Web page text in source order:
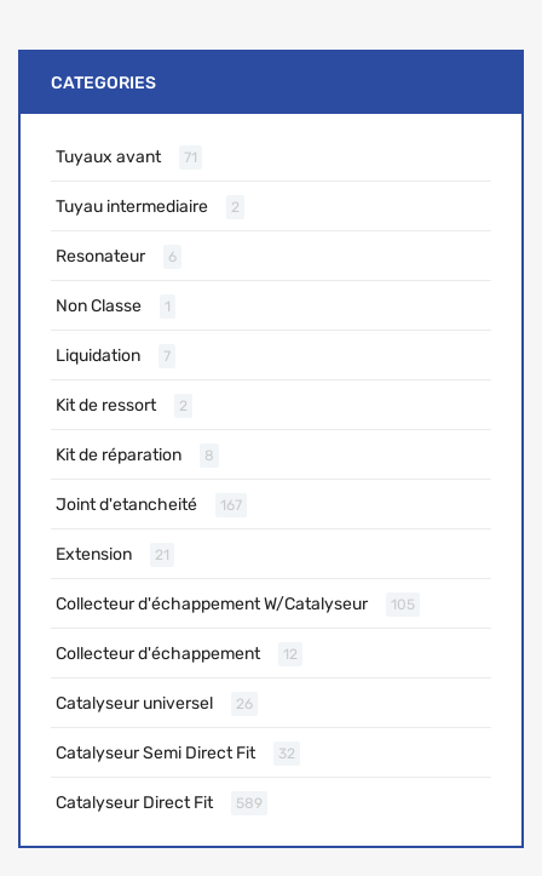
CATEGORIES
Tuyaux avant 71
Tuyau intermediaire 2
Resonateur 6
Non Classe 1
Liquidation 7
Kit de ressort 2
Kit de réparation 8
Joint d'etancheité 167
Extension 21
Collecteur d'échappement W/Catalyseur 105
Collecteur d'échappement 12
Catalyseur universel 26
Catalyseur Semi Direct Fit 32
Catalyseur Direct Fit 589